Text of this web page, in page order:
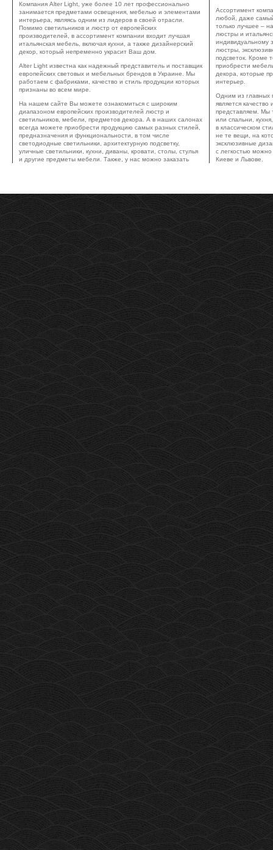
Компания Alter Light, уже более 10 лет профессионально
занимается предметами освещения, мебелью и элементами
интерьера, являясь одним из лидеров в своей отрасли.
Помимо светильников и люстр от европейских
производителей, в ассортимент компании входит лучшая
итальянская мебель, включая кухни, а также дизайнерский
декор, который непременно украсит Ваш дом.
Alter Light известна как надежный представитель и поставщик
европейских световых и мебельных брендов в Украине. Мы
работаем с фабриками, качество и стиль продукции которых
признаны во всем мире.
На нашем сайте Вы можете ознакомиться с широким
диапазоном европейских производителей люстр и
светильников, мебели, предметов декора. А в наших салонах
всегда можете приобрести продукцию самых разных стилей,
предназначения и функциональности, в том числе
светодиодные светильники, архитектурную подсветку,
уличные светильники, кухни, диваны, кровати, столы, стулья
и другие предметы мебели. Также, у нас можно заказать
Ассортимент
любой, даже
только лучшее –
люстры и
индивидуальному
люстры,
подсветок. Кроме
приобрести
декора, которые
интерьер.
Одним из главных
является
представляем. Мы
или спальни,
в классическом
не те вещи, на
эксклюзивные
с легкостью
Киеве и Львове.